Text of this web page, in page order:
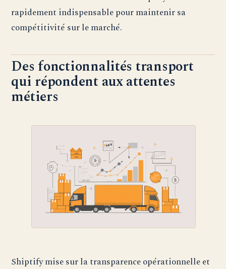
rapidement indispensable pour maintenir sa
compétitivité sur le marché.
Des fonctionnalités transport
qui répondent aux attentes
métiers
Shiptify mise sur la transparence opérationnelle et